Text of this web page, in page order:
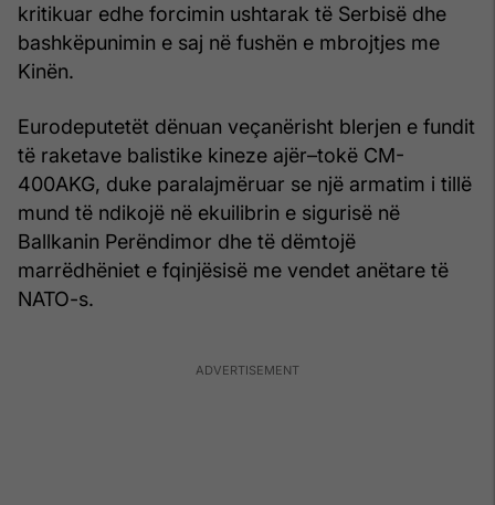
kritikuar edhe forcimin ushtarak të Serbisë dhe
bashkëpunimin e saj në fushën e mbrojtjes me
Kinën.
Eurodeputetët dënuan veçanërisht blerjen e fundit
të raketave balistike kineze ajër–tokë CM-
400AKG, duke paralajmëruar se një armatim i tillë
mund të ndikojë në ekuilibrin e sigurisë në
Ballkanin Perëndimor dhe të dëmtojë
marrëdhëniet e fqinjësisë me vendet anëtare të
NATO-s.